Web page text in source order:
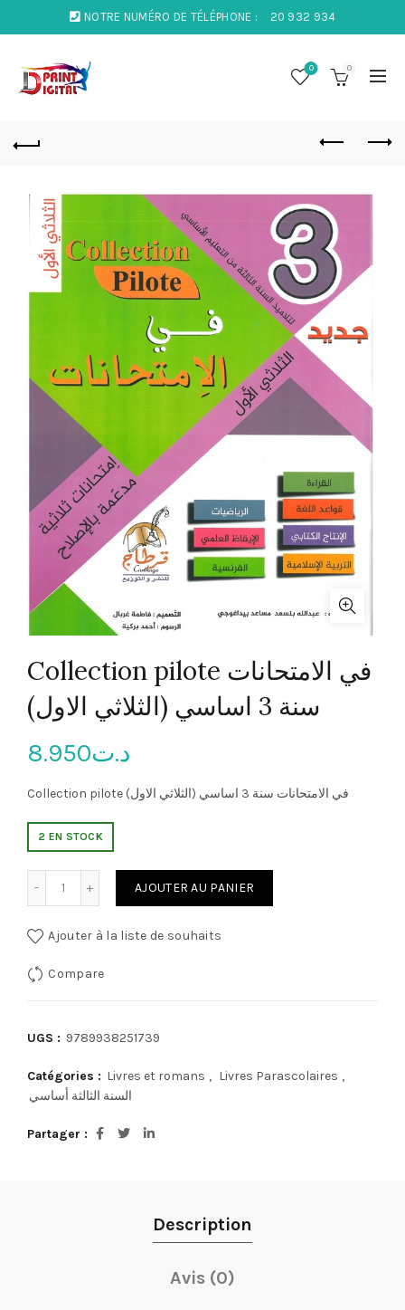
NOTRE NUMÉRO DE TÉLÉPHONE : 20 932 934
0 0
Collection pilote في الامتحانات
سنة 3 اساسي (الثلاثي الاول)
د.ت8.950
Collection pilote في الامتحانات سنة 3 اساسي (الثلاثي الاول)
2 EN STOCK
AJOUTER AU PANIER
Ajouter à la liste de souhaits
Compare
UGS : 9789938251739
Catégories : Livres et romans , Livres Parascolaires ,
السنة الثالثة أساسي
Partager
Description
Avis (0)